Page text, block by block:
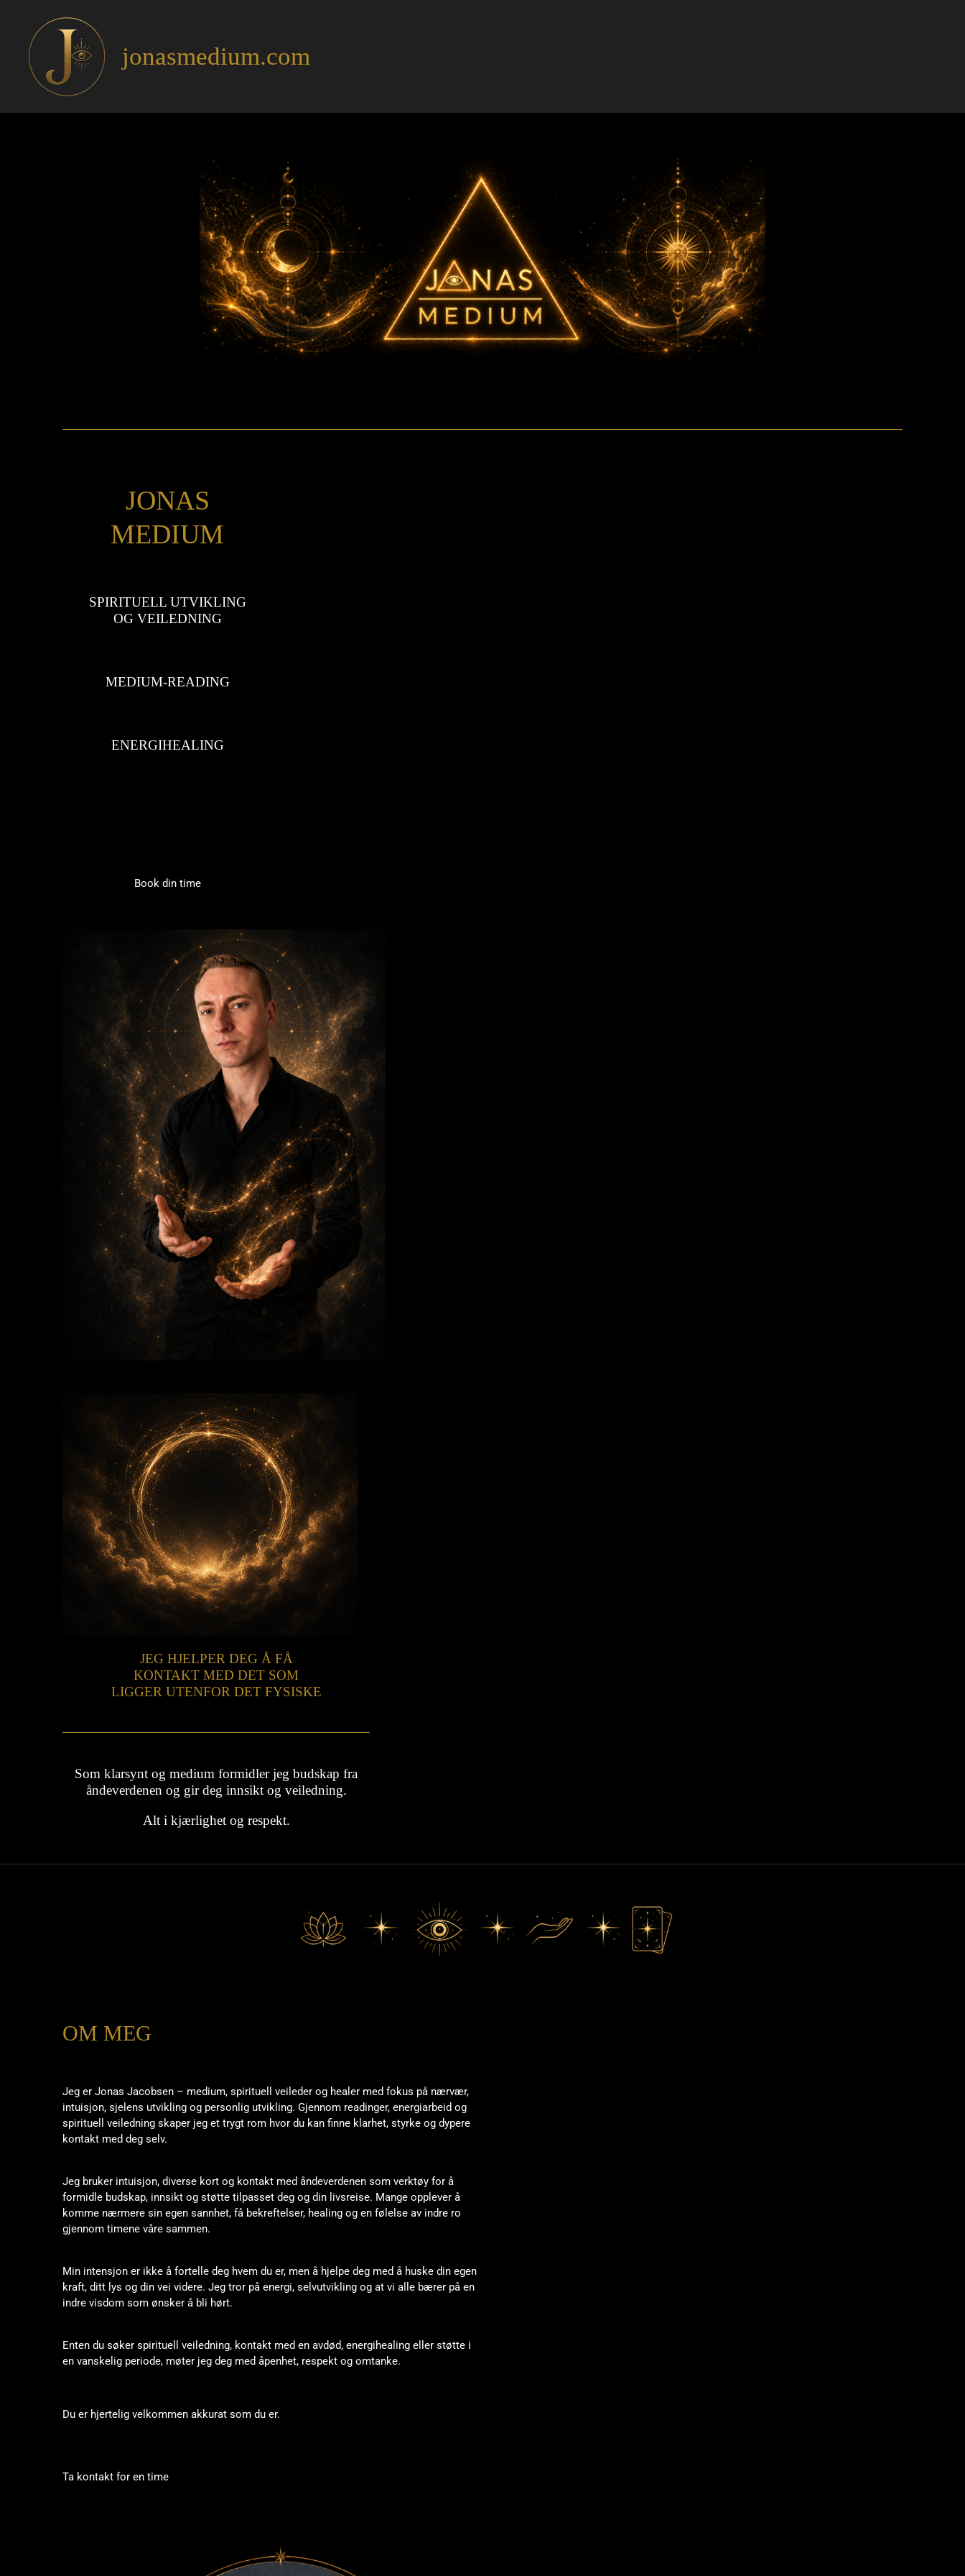
hovedinnhold
jonasmedium.com
JONAS
MEDIUM
SPIRITUELL UTVIKLING
OG VEILEDNING
MEDIUM-READING
ENERGIHEALING
Book din time
JEG HJELPER DEG Å FÅ
KONTAKT MED DET SOM
LIGGER UTENFOR DET FYSISKE
Som klarsynt og medium formidler jeg budskap fra
åndeverdenen og gir deg innsikt og veiledning.
Alt i kjærlighet og respekt.
OM MEG
Jeg er Jonas Jacobsen – medium, spirituell veileder og healer med fokus på nærvær,
intuisjon, sjelens utvikling og personlig utvikling. Gjennom readinger, energiarbeid og
spirituell veiledning skaper jeg et trygt rom hvor du kan finne klarhet, styrke og dypere
kontakt med deg selv.
Jeg bruker intuisjon, diverse kort og kontakt med åndeverdenen som verktøy for å
formidle budskap, innsikt og støtte tilpasset deg og din livsreise. Mange opplever å
komme nærmere sin egen sannhet, få bekreftelser, healing og en følelse av indre ro
gjennom timene våre sammen.
Min intensjon er ikke å fortelle deg hvem du er, men å hjelpe deg med å huske din egen
kraft, ditt lys og din vei videre. Jeg tror på energi, selvutvikling og at vi alle bærer på en
indre visdom som ønsker å bli hørt.
Enten du søker spirituell veiledning, kontakt med en avdød, energihealing eller støtte i
en vanskelig periode, møter jeg deg med åpenhet, respekt og omtanke.
Du er hjertelig velkommen akkurat som du er.
Ta kontakt for en time